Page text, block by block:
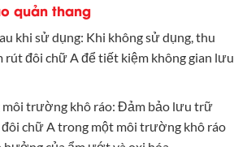
quản thang
khi sử dụng: Khi không sử dụng, thu
rút đôi chữ A để tiết kiệm không gian lưu
môi trường khô ráo: Đảm bảo lưu trữ
chữ A trong một môi trường khô ráo